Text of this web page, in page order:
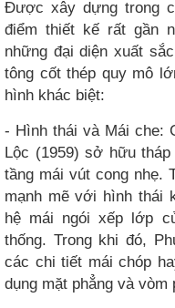
Được xây dựng trong
điểm thiết kế rất gần
những đại diện xuất
tông cốt thép quy mô
hình khác biệt:
- Hình thái và Mái che:
Lộc (1959) sở hữu
tầng mái vút cong nhẹ.
mạnh mẽ với hình thái
hệ mái ngói xếp lớp
thống. Trong khi đó,
các chi tiết mái chóp
dụng mặt phẳng và